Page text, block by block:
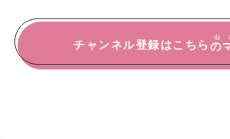
チャンネル登録はこちら の
山